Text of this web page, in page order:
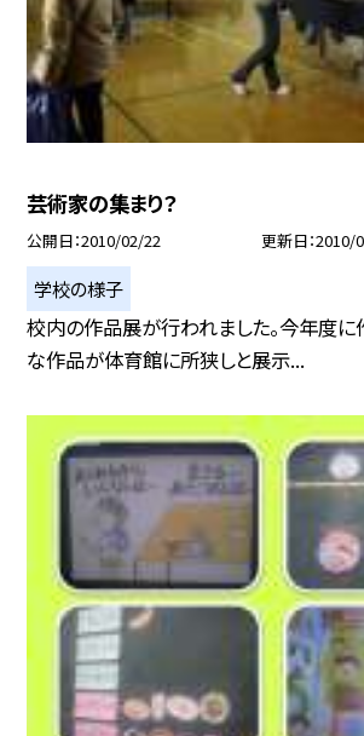
芸術家の集まり？
公開日 2010/02/22 更新日 2010/
学校の様子
校内の作品展が行われました。今年度に
な作品が体育館に所狭しと展示...